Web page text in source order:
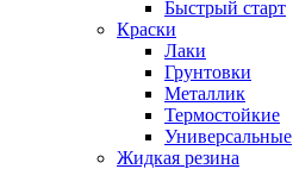
Быстрый старт
Краски
Лаки
Грунтовки
Металлик
Термостойкие
Универсальные
Жидкая резина